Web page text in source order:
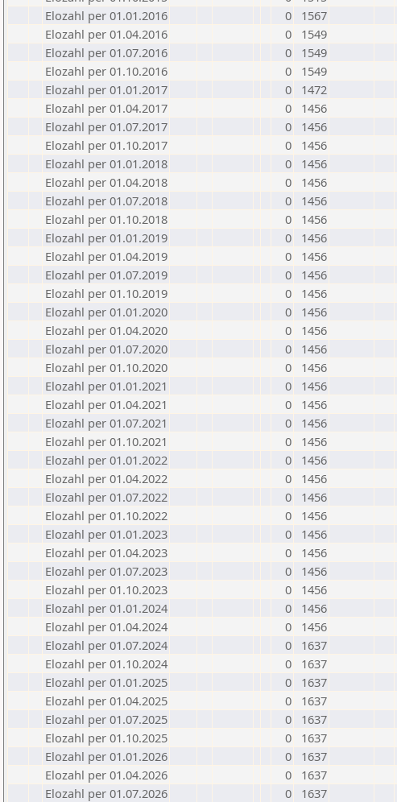
Elozahl per 01.01.2016
0
1567
Elozahl per 01.04.2016
0
1549
Elozahl per 01.07.2016
0
1549
Elozahl per 01.10.2016
0
1549
Elozahl per 01.01.2017
0
1472
Elozahl per 01.04.2017
0
1456
Elozahl per 01.07.2017
0
1456
Elozahl per 01.10.2017
0
1456
Elozahl per 01.01.2018
0
1456
Elozahl per 01.04.2018
0
1456
Elozahl per 01.07.2018
0
1456
Elozahl per 01.10.2018
0
1456
Elozahl per 01.01.2019
0
1456
Elozahl per 01.04.2019
0
1456
Elozahl per 01.07.2019
0
1456
Elozahl per 01.10.2019
0
1456
Elozahl per 01.01.2020
0
1456
Elozahl per 01.04.2020
0
1456
Elozahl per 01.07.2020
0
1456
Elozahl per 01.10.2020
0
1456
Elozahl per 01.01.2021
0
1456
Elozahl per 01.04.2021
0
1456
Elozahl per 01.07.2021
0
1456
Elozahl per 01.10.2021
0
1456
Elozahl per 01.01.2022
0
1456
Elozahl per 01.04.2022
0
1456
Elozahl per 01.07.2022
0
1456
Elozahl per 01.10.2022
0
1456
Elozahl per 01.01.2023
0
1456
Elozahl per 01.04.2023
0
1456
Elozahl per 01.07.2023
0
1456
Elozahl per 01.10.2023
0
1456
Elozahl per 01.01.2024
0
1456
Elozahl per 01.04.2024
0
1456
Elozahl per 01.07.2024
0
1637
Elozahl per 01.10.2024
0
1637
Elozahl per 01.01.2025
0
1637
Elozahl per 01.04.2025
0
1637
Elozahl per 01.07.2025
0
1637
Elozahl per 01.10.2025
0
1637
Elozahl per 01.01.2026
0
1637
Elozahl per 01.04.2026
0
1637
Elozahl per 01.07.2026
0 1637